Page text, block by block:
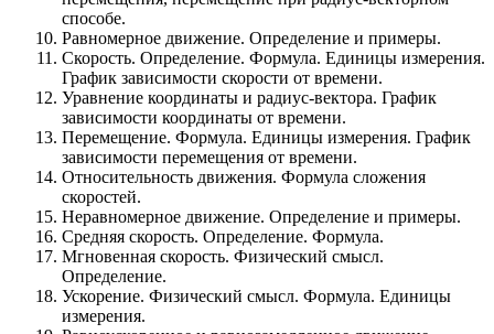
способе.
Равномерное движение. Определение и примеры.
Скорость. Определение. Формула. Единицы измерения.
График зависимости скорости от времени.
Уравнение координаты и радиус-вектора. График
зависимости координаты от времени.
Перемещение. Формула. Единицы измерения. График
зависимости перемещения от времени.
Относительность движения. Формула сложения
скоростей.
Неравномерное движение. Определение и примеры.
Средняя скорость. Определение. Формула.
Мгновенная скорость. Физический смысл.
Определение.
Ускорение. Физический смысл. Формула. Единицы
измерения.